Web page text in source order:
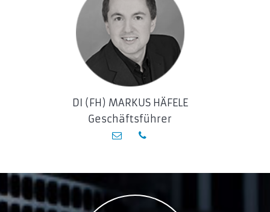
MZ-77Q2T0BW
MZ-77Q4T0BW
MZ-77Q8T0BW
MZ-V7E1T0E
MZ-V7E2T0E
MZ-V7E500BW
MZ-V7E500E
DI (FH) MARKUS HÄFELE
Geschäftsführer